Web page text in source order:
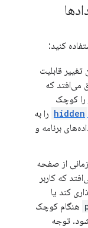
کنید:
تغییر قابلیت
می‌افتد که
را کوچک
hidden را به
برنامه و
زمانی از صفحه
که کاربر
کند یا
هنگام کوچک
توجه